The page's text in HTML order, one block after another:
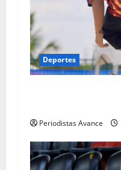
Deportes
Periodistas Avance